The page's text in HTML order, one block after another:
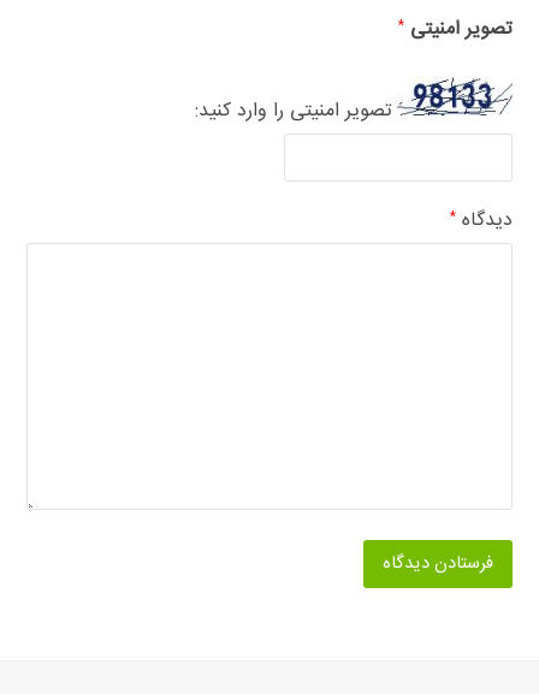
تصویر امنیتی*
تصویر امنیتی را وارد کنید:
دیدگاه*